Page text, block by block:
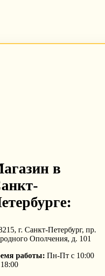
в
г. Санкт-Петербург, пр.
Ополчения, д. 101
работы: Пн-Пт с 10:00